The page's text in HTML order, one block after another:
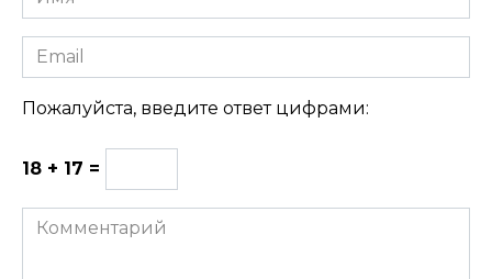
Email
Пожалуйста, введите ответ цифрами:
18 + 17 =
Комментарий